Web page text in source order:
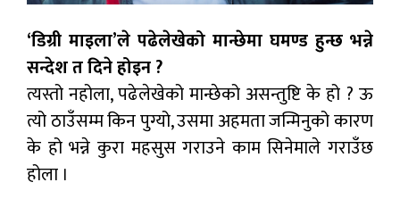
‘डिग्री माइला’ले पढेलेखेको मान्छेमा घमण्ड हुन्छ भन्ने
सन्देश त दिने होइन ?
त्यस्तो नहोला, पढेलेखेको मान्छेको असन्तुष्टि के हो ? ऊ
त्यो ठाउँसम्म किन पुग्यो, उसमा अहमता जन्मिनुको कारण
के हो भन्ने कुरा महसुस गराउने काम सिनेमाले गराउँछ
होला ।